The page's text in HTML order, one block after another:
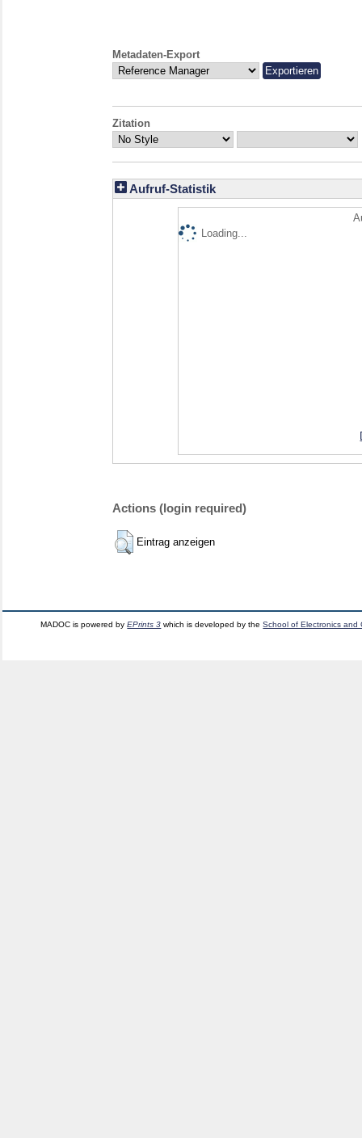
Metadaten-Export
Zitation
Aufruf-Statistik
Loading...
Actions (login required)
Eintrag anzeigen
MADOC is powered byEPrints 3 which is developed by theSchool of Electronics and